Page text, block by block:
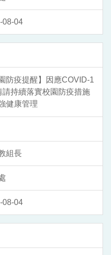
08-04
防疫提醒】因應COVID-1
請持續落實校園防疫措施
健康管理
組長
08-04